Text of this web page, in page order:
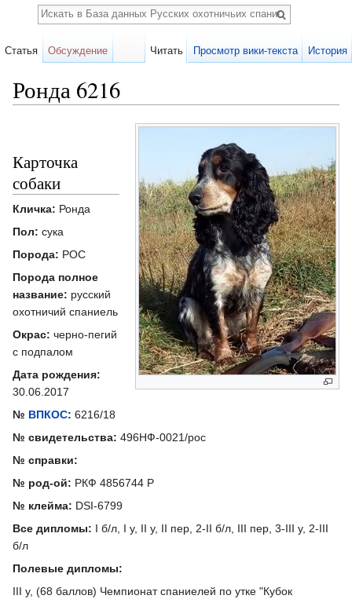
Ронда 6216
Карточка
собаки
Кличка: Ронда
Пол: сука
Порода: РОС
Порода полное
название: русский
охотничий спаниель
Окрас: черно-пегий
с подпалом
Дата рождения:
30.06.2017
№ ВПКОС: 6216/18
№ свидетельства: 496НФ-0021/рос
№ справки:
№ род-ой: РКФ 4856744 Р
№ клейма: DSI-6799
Все дипломы: I б/л, I у, II у, II пер, 2-II б/л, III пер, 3-III у, 2-III
б/л
Полевые дипломы:
III у, (68 баллов) Чемпионат спаниелей по утке "Кубок
Статья Обсуждение Читать Просмотр вики-текста История
Поиск